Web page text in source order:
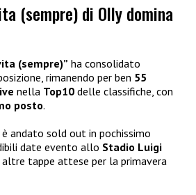
(sempre) di Olly domina
(sempre)” ha consolidato
rimanendo per ben 55
nella Top10 delle classifiche, con
posto.
è andato sold out in pochissimo
date evento allo Stadio Luigi
altre tappe attese per la primavera